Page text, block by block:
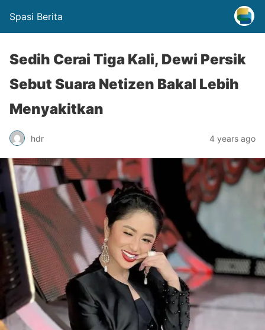
Spasi Berita
Sedih Cerai Tiga Kali, Dewi Persik
Sebut Suara Netizen Bakal Lebih
Menyakitkan
hdr 4 years ago